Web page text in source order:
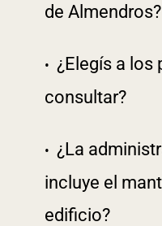
de Almendros?
¿Elegís a los
consultar?
¿La
incluye el
edificio?